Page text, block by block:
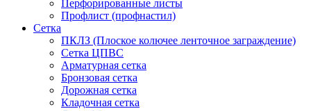
Перфорированные листы
Профлист (профнастил)
Сетка
ПКЛЗ (Плоское колючее ленточное заграждение)
Сетка ЦПВС
Арматурная сетка
Бронзовая сетка
Дорожная сетка
Кладочная сетка